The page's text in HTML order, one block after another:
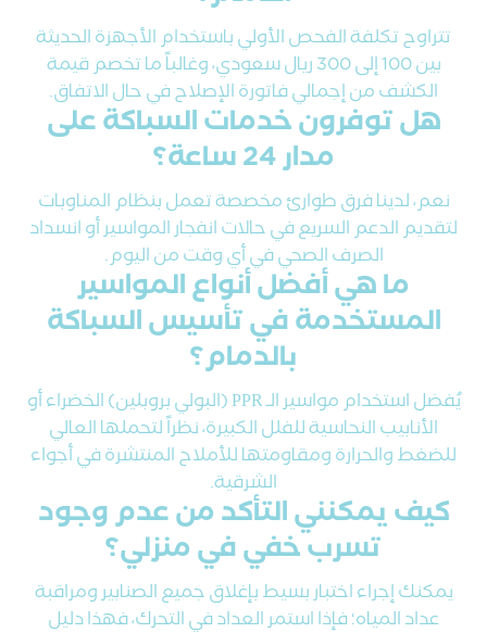
تتراوح تكلفة الفحص الأولي باستخدام الأجهزة الحديثة
بين 100 إلى 300 ريال سعودي، وغالباً ما تخصم قيمة
الكشف من إجمالي فاتورة الإصلاح في حال الاتفاق.
هل توفرون خدمات السباكة على
مدار 24 ساعة؟
نعم، لدينا فرق طوارئ مخصصة تعمل بنظام المناوبات
لتقديم الدعم السريع في حالات انفجار المواسير أو انسداد
الصرف الصحي في أي وقت من اليوم.
ما هي أفضل أنواع المواسير
المستخدمة في تأسيس السباكة
بالدمام؟
يُفضل استخدام مواسير الـ PPR (البولي بروبلين) الخضراء أو
الأنابيب النحاسية للفلل الكبيرة، نظراً لتحملها العالي
للضغط والحرارة ومقاومتها للأملاح المنتشرة في أجواء
الشرقية.
كيف يمكنني التأكد من عدم وجود
تسرب خفي في منزلي؟
يمكنك إجراء اختبار بسيط بإغلاق جميع الصنابير ومراقبة
عداد المياه؛ فإذا استمر العداد في التحرك، فهذا دليل